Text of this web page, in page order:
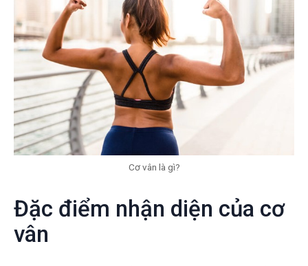
Cơ vân là gì?
Đặc điểm nhận diện của cơ
vân